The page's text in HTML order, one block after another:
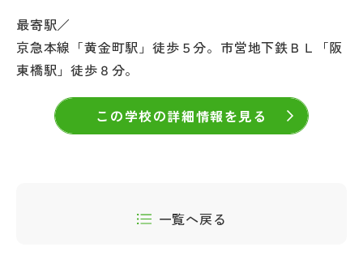
最寄駅／
京急本線「黄金町駅」徒歩５分。市営地下鉄ＢＬ「阪
東橋駅」徒歩８分。
この学校の詳細情報を見る
一覧へ戻る